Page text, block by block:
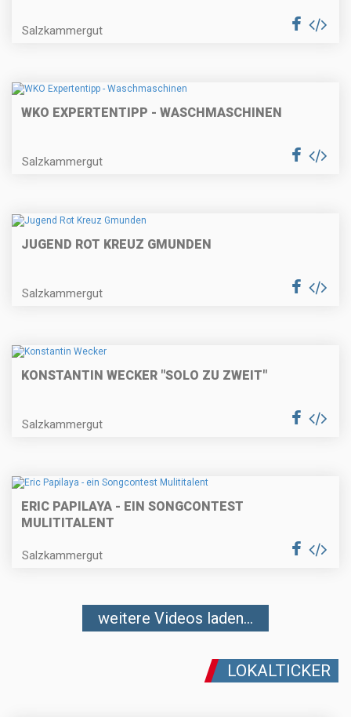
Salzkammergut
WKO EXPERTENTIPP - WASCHMASCHINEN
Salzkammergut
JUGEND ROT KREUZ GMUNDEN
Salzkammergut
KONSTANTIN WECKER "SOLO ZU ZWEIT"
Salzkammergut
ERIC PAPILAYA - EIN SONGCONTEST
MULITITALENT
Salzkammergut
weitere Videos laden...
LOKALTICKER